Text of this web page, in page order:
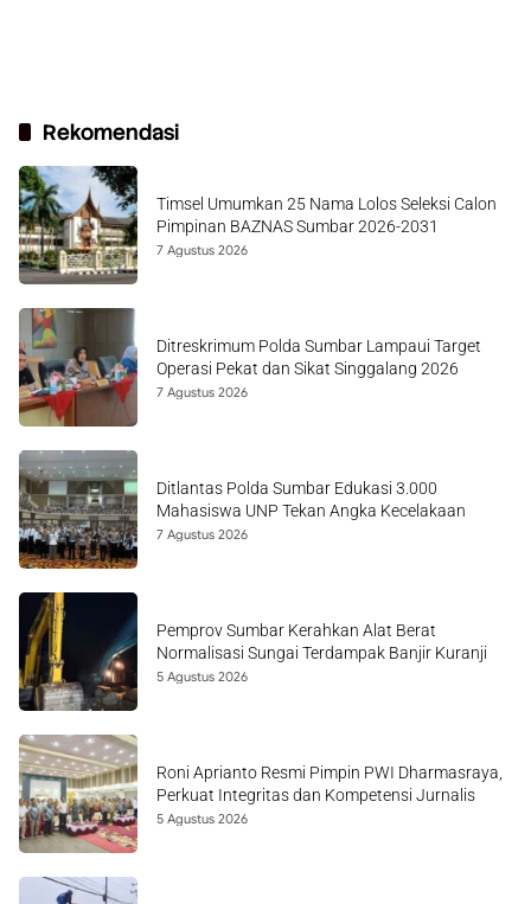
Rekomendasi
Timsel Umumkan 25 Nama Lolos Seleksi Calon
Pimpinan BAZNAS Sumbar 2026-2031
7 Agustus 2026
Ditreskrimum Polda Sumbar Lampaui Target
Operasi Pekat dan Sikat Singgalang 2026
7 Agustus 2026
Ditlantas Polda Sumbar Edukasi 3.000
Mahasiswa UNP Tekan Angka Kecelakaan
7 Agustus 2026
Pemprov Sumbar Kerahkan Alat Berat
Normalisasi Sungai Terdampak Banjir Kuranji
5 Agustus 2026
Roni Aprianto Resmi Pimpin PWI Dharmasraya,
Perkuat Integritas dan Kompetensi Jurnalis
5 Agustus 2026